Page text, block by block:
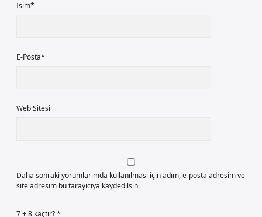
İsim*
E-Posta*
Web Sitesi
Daha sonraki yorumlarımda kullanılması için adım, e-posta adresim ve
site adresim bu tarayıcıya kaydedilsin.
7 + 8 kaçtır?*